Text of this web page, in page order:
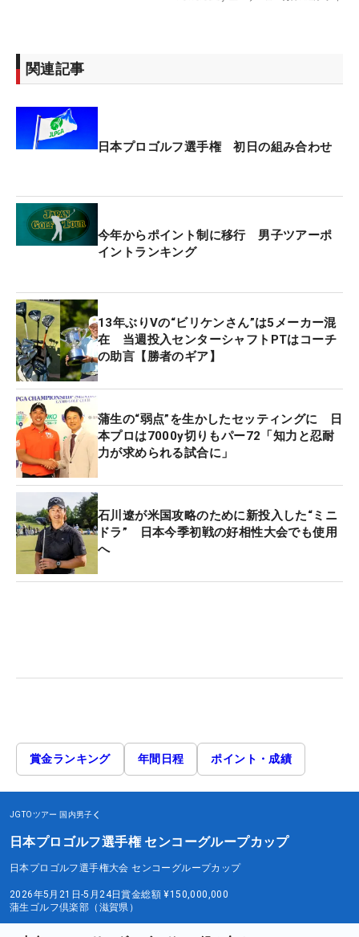
関連記事
日本プロゴルフ選手権 初日の組み合わせ
今年からポイント制に移行 男子ツアーポ
イントランキング
13年ぶりVの“ビリケンさん”は5メーカー混
在 当週投入センターシャフトPTはコーチ
の助言【勝者のギア】
蒲生の“弱点”を生かしたセッティングに 日
本プロは7000y切りもパー72「知力と忍耐
力が求められる試合に」
石川遼が米国攻略のために新投入した“ミニ
ドラ” 日本今季初戦の好相性大会でも使用
へ
賞金ランキング 年間日程 ポイント・成績
JGTOツアー 国内男子
日本プロゴルフ選手権 センコーグループカップ
日本プロゴルフ選手権大会 センコーグループカップ
2026年5月21日-5月24日賞金総額 ¥150,000,000
蒲生ゴルフ倶楽部（滋賀県）